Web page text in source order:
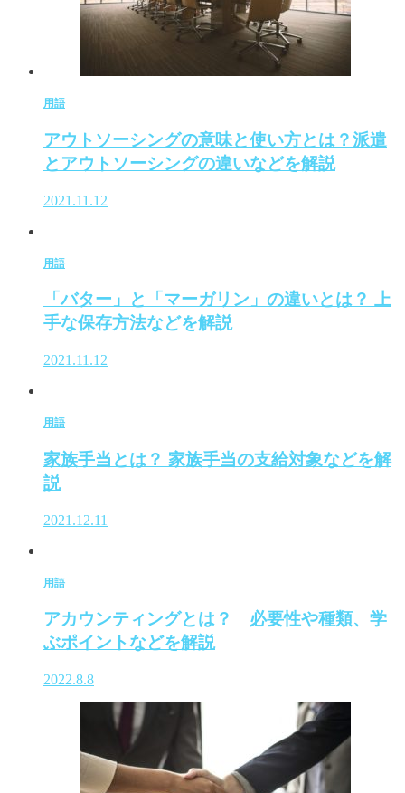
用語
アウトソーシングの意味と使い方とは？派遣
とアウトソーシングの違いなどを解説
2021.11.12
用語
「バター」と「マーガリン」の違いとは？ 上
手な保存方法などを解説
2021.11.12
用語
家族手当とは？ 家族手当の支給対象などを解
説
2021.12.11
用語
アカウンティングとは？ 必要性や種類、学
ぶポイントなどを解説
2022.8.8